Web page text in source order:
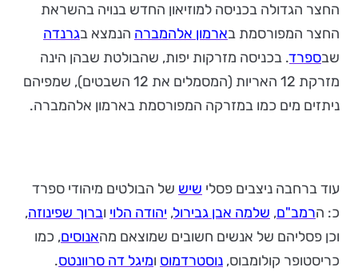
החצר הגדולה בכניסה למוזיאון החדש בנויה בהשראת
החצר המפורסמת בארמון אלהמברה הנמצא בגרנדה
שבספרד. בכניסה מזרקות יפות, שהבולטת שבהן הינה
מזרקת 12 האריות (המסמלים את 12 השבטים), שמפיהם
ניתזים מים כמו במזרקה המפורסמת בארמון אלהמברה.
עוד ברחבה ניצבים פסלי שיש של הבולטים מיהודי ספרד
כ: הרמב"ם, שלמה אבן גבירול, יהודה הלוי וברוך שפינוזה,
וכן פסליהם של אנשים חשובים שמוצאם מהאנוסים, כמו
כריסטופר קולומבוס, נוסטרדמוס ומיגל דה סרוונטס.